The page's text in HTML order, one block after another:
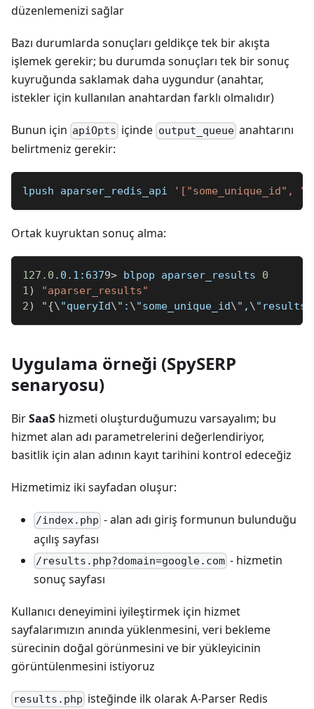
düzenlemenizi sağlar
Bazı durumlarda sonuçları geldikçe tek bir akışta
işlemek gerekir; bu durumda sonuçları tek bir sonuç
kuyruğunda saklamak daha uygundur (anahtar,
istekler için kullanılan anahtardan farklı olmalıdır)
Bunun için apiOpts içinde output_queue anahtarını
belirtmeniz gerekir:
lpush aparser_redis_api '["some_unique_id",
Ortak kuyruktan sonuç alma:
127.0 .0.1:6379> blpop aparser_results 0
1)
"aparser_results"
2) "{\"queryId\": \"some_unique_id\", \"results
Uygulama örneği (SpySERP
senaryosu)
BirSaaS hizmeti oluşturduğumuzu varsayalım; bu
hizmet alan adı parametrelerini değerlendiriyor,
basitlik için alan adının kayıt tarihini kontrol edeceğiz
Hizmetimiz iki sayfadan oluşur:
/index.php - alan adı giriş formunun bulunduğu
açılış sayfası
/results.php?domain=google.com - hizmetin
sonuç sayfası
Kullanıcı deneyimini iyileştirmek için hizmet
sayfalarımızın anında yüklenmesini, veri bekleme
sürecinin doğal görünmesini ve bir yükleyicinin
görüntülenmesini istiyoruz
results.php isteğinde ilk olarak A-Parser Redis